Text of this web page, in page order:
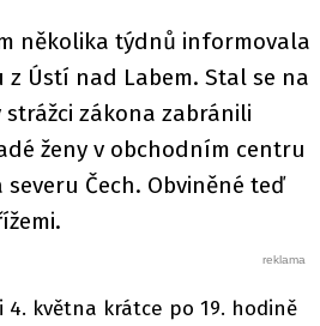
několika týdnů informovala
z Ústí nad Labem. Stal se na
zákona zabránili
ženy v obchodním centru
Čech. Obviněné teď
května krátce po 19. hodině